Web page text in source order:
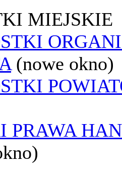
MIEJSKIE
(nowe okno)
PRAWA